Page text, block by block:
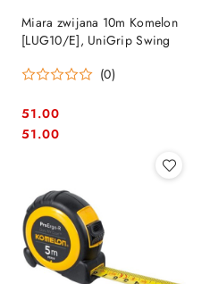
Miara zwijana 10m Komelon
[LUG10/E], UniGrip Swing
(0)
Cena:
51.00
Cena:
51.00